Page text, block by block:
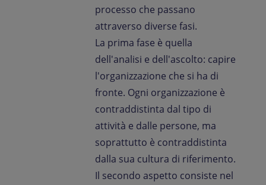
processo che passano
attraverso diverse fasi.
La prima fase è quella
dell'analisi e dell'ascolto: capire
l'organizzazione che si ha di
fronte. Ogni organizzazione è
contraddistinta dal tipo di
attività e dalle persone, ma
soprattutto è contraddistinta
dalla sua cultura di riferimento.
Il secondo aspetto consiste nel